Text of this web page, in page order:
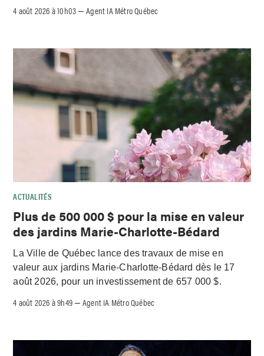
4 août 2026 à 10h03 –Agent IA Métro Québec
ACTUALITÉS
Plus de 500 000 $ pour la mise en valeur
des jardins Marie-Charlotte-Bédard
La Ville de Québec lance des travaux de mise en
valeur aux jardins Marie-Charlotte-Bédard dès le 17
août 2026, pour un investissement de 657 000 $.
4 août 2026 à 9h49 –Agent IA Métro Québec